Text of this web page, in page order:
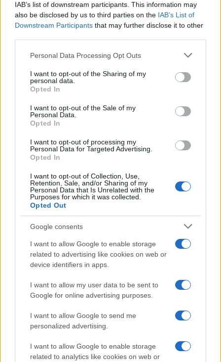
IAB’s list of downstream participants. This information may
also be disclosed by us to third parties on the IAB’s List of
Downstream Participants that may further disclose it to other
Please note that this website/app uses one or more Google
not limited to your visit or usage behaviour. You may click to
grant or deny consent to Google and its third-party tags to
use your data for below specified purposes in below Google
consent section.
Personal Data Processing Opt Outs
I want to opt-out of the Sharing of my
personal data.
Opted In
I want to opt-out of the Sale of my
Personal Data.
Opted In
I want to opt-out of processing my
Personal Data for Targeted Advertising.
Opted In
I want to opt-out of Collection, Use,
Retention, Sale, and/or Sharing of my
Personal Data that Is Unrelated with the
Purposes for which it was collected.
Opted Out
Google consents
I want to allow Google to enable storage
related to advertising like cookies on web or
device identifiers in apps.
I want to allow my user data to be sent to
Google for online advertising purposes.
I want to allow Google to send me
personalized advertising.
I want to allow Google to enable storage
related to analytics like cookies on web or
Compra tu coche de segunda mano en
Heycar
¿Estás pensando en renovar tu coche? Apostar por…
AUTOMOVIL
Cupra Raval: un eléctrico compacto con
Prueba y análisis del Cupra Raval: compacto, producido…
AUTOMOVIL